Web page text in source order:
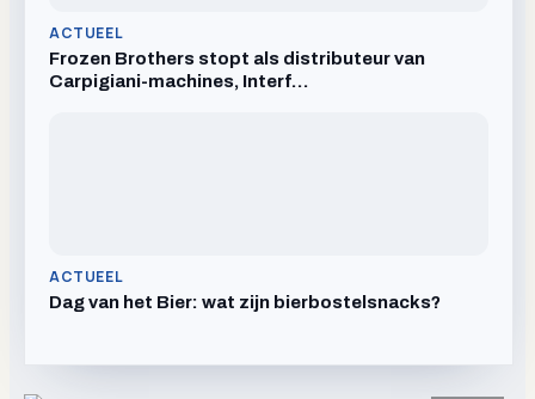
ACTUEEL
Frozen Brothers stopt als distributeur van
Carpigiani-machines, Interf…
ACTUEEL
Dag van het Bier: wat zijn bierbostelsnacks?